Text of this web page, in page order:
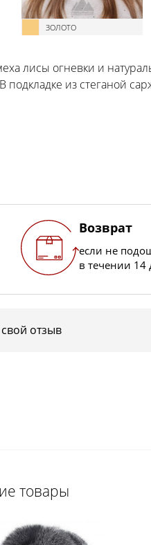
ЗОЛОТО
лисы огневки и
из стеганой
Возврат
если не
в течении 14
отзыв
товары